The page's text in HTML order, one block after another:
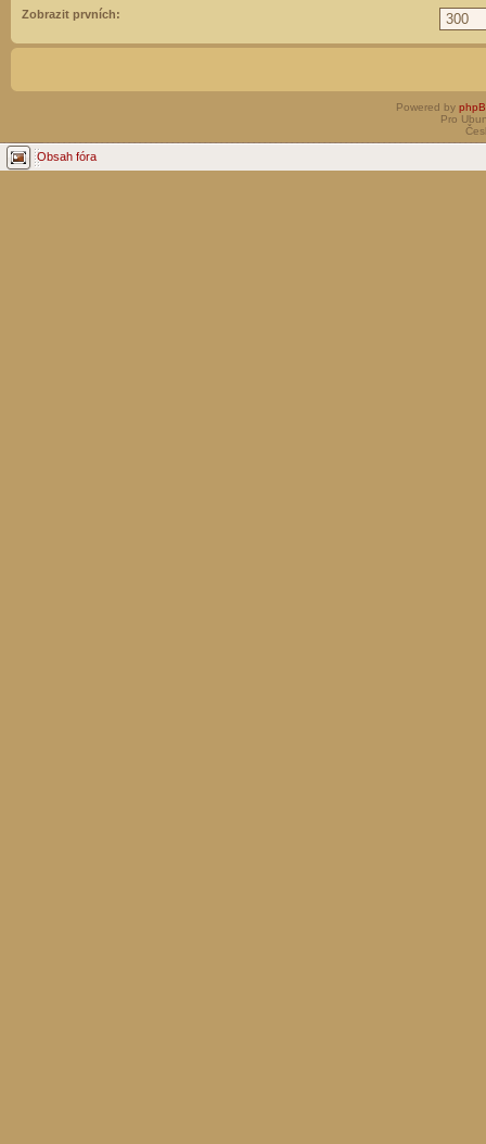
Zobrazit prvních:
Powered by
Pro
Obsah fóra